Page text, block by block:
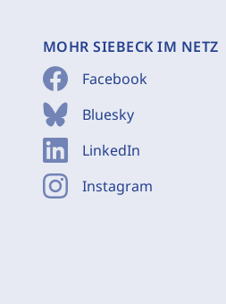
MOHR SIEBECK IM NETZ
Facebook
Bluesky
LinkedIn
Instagram